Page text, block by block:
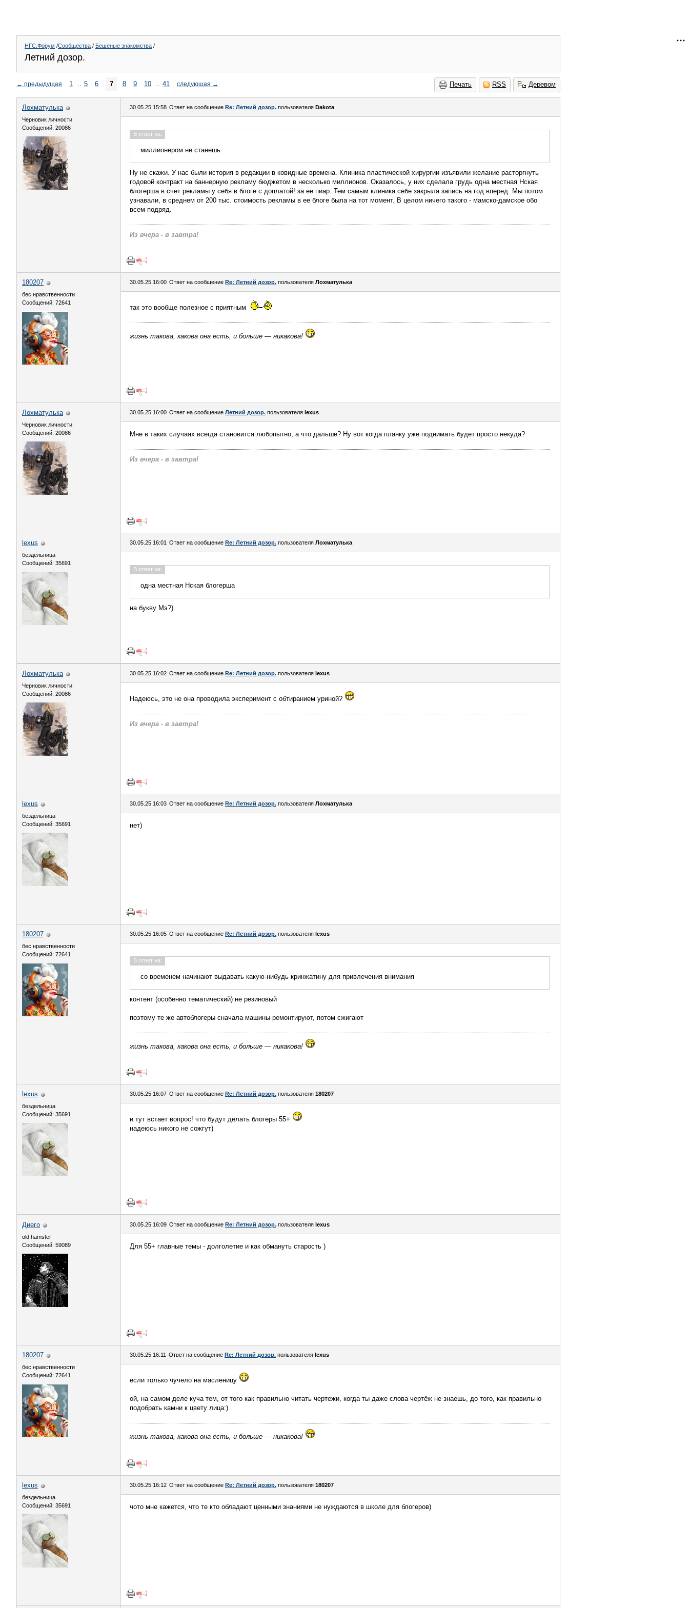
НГС.Форум /Сообщества / Бешеные знакомства /
Летний дозор.
Печать RSS Деревом
← предыдущая 1 .. 5 6 7 8 9 10 .. 41 следующая →
Лохматулька
Черновик личности
Сообщений: 20086
30.05.25 15:58 Ответ на сообщение Re: Летний дозор. пользователя Dаkota
В ответ на:
миллионером не станешь
Ну не скажи. У нас были история в редакции в ковидные времена. Клиника пластической хирургии изъявили желание расторгнуть
годовой контракт на баннерную рекламу бюджетом в несколько миллионов. Оказалось, у них сделала грудь одна местная Нская
блогерша в счет рекламы у себя в блоге с доплатой! за ее пиар. Тем самым клиника себе закрыла запись на год вперед. Мы потом
узнавали, в среднем от 200 тыс. стоимость рекламы в ее блоге была на тот момент. В целом ничего такого - мамско-дамское обо
всем подряд.
Из вчера - в завтра!
180207
бес нравственности
Сообщений: 72641
30.05.25 16:00 Ответ на сообщение Re: Летний дозор. пользователя Лохматулька
так это вообще полезное с приятным
жизнь такова, какова она есть, и больше — никакова!
Лохматулька
Черновик личности
Сообщений: 20086
30.05.25 16:00 Ответ на сообщение Летний дозор. пользователя lexus
Мне в таких случаях всегда становится любопытно, а что дальше? Ну вот когда планку уже поднимать будет просто некуда?
Из вчера - в завтра!
lexus
бездельница
Сообщений: 35691
30.05.25 16:01 Ответ на сообщение Re: Летний дозор. пользователя Лохматулька
В ответ на:
одна местная Нская блогерша
на букву Мэ?)
Лохматулька
Черновик личности
Сообщений: 20086
30.05.25 16:02 Ответ на сообщение Re: Летний дозор. пользователя lexus
Надеюсь, это не она проводила эксперимент с обтиранием уриной?
Из вчера - в завтра!
lexus
бездельница
Сообщений: 35691
30.05.25 16:03 Ответ на сообщение Re: Летний дозор. пользователя Лохматулька
нет)
180207
бес нравственности
Сообщений: 72641
30.05.25 16:05 Ответ на сообщение Re: Летний дозор. пользователя lexus
В ответ на:
со временем начинают выдавать какую-нибудь кринжатину для привлечения внимания
контент (особенно тематический) не резиновый
поэтому те же автоблогеры сначала машины ремонтируют, потом сжигают
жизнь такова, какова она есть, и больше — никакова!
lexus
бездельница
Сообщений: 35691
30.05.25 16:07 Ответ на сообщение Re: Летний дозор. пользователя 180207
и тут встает вопрос! что будут делать блогеры 55+
надеюсь никого не сожгут)
Диего
old hamster
Сообщений: 59089
30.05.25 16:09 Ответ на сообщение Re: Летний дозор. пользователя lexus
Для 55+ главные темы - долголетие и как обмануть старость )
180207
бес нравственности
Сообщений: 72641
30.05.25 16:11 Ответ на сообщение Re: Летний дозор. пользователя lexus
если только чучело на масленицу
ой, на самом деле куча тем, от того как правильно читать чертежи, когда ты даже слова чертёж не знаешь, до того, как правильно
подобрать камни к цвету лица:)
жизнь такова, какова она есть, и больше — никакова!
lexus
бездельница
Сообщений: 35691
30.05.25 16:12 Ответ на сообщение Re: Летний дозор. пользователя 180207
чото мне кажется, что те кто обладают ценными знаниями не нуждаются в школе для блогеров)